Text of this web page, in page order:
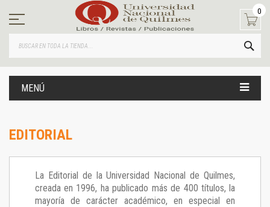
contenido
0
MENÚ
EDITORIAL
La Editorial de la Universidad Nacional de Quilmes,
creada en 1996, ha publicado más de 400 títulos, la
mayoría de carácter académico, en especial en